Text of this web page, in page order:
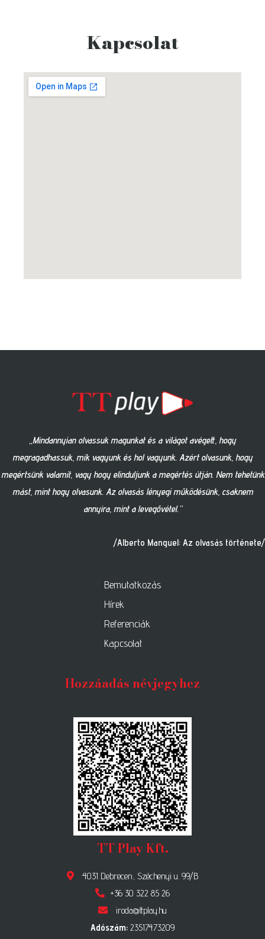
Kapcsolat
„Mindannyian olvassuk magunkat és a világot avégett, hogy
megragadhassuk, mik vagyunk és hol vagyunk. Azért olvasunk, hogy
megértsünk valamit, vagy hogy elinduljunk a megértés útján. Nem tehetünk
mást, mint hogy olvasunk. Az olvasás lényegi működésünk, csaknem
annyira, mint a levegővétel.”
/Alberto Manguel: Az olvasás története/
Bemutatkozás
Hírek
Referenciák
Kapcsolat
Hozzáadás névjegyhez
TT Play Kft.
4031 Debrecen, Széchenyi u. 99/B
+36 30 322 85 26
iroda@ttplay.hu
Adószám: 23517473209